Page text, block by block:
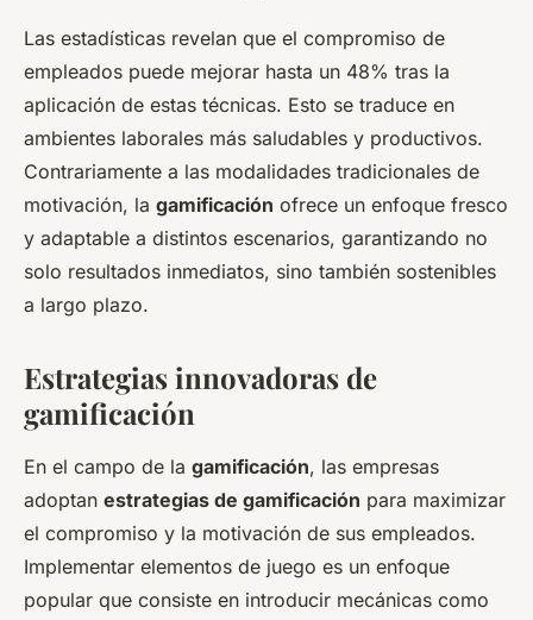
Las estadísticas revelan que el compromiso de
empleados puede mejorar hasta un 48% tras la
aplicación de estas técnicas. Esto se traduce en
ambientes laborales más saludables y productivos.
Contrariamente a las modalidades tradicionales de
motivación, la gamificación ofrece un enfoque fresco
y adaptable a distintos escenarios, garantizando no
solo resultados inmediatos, sino también sostenibles
a largo plazo.
Estrategias innovadoras de
gamificación
En el campo de la gamificación, las empresas
adoptan estrategias de gamificación para maximizar
el compromiso y la motivación de sus empleados.
Implementar elementos de juego es un enfoque
popular que consiste en introducir mecánicas como